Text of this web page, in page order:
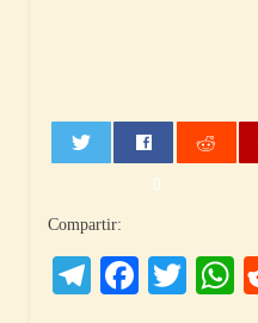
0
Compartir:
Telegram